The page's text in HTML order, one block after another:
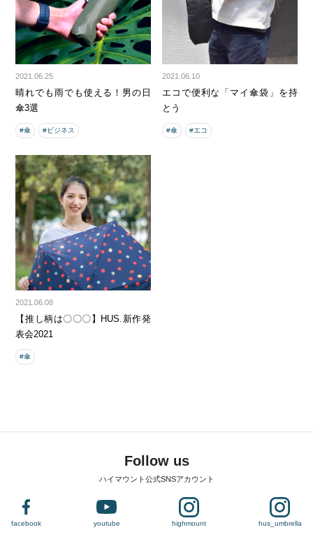
2021.06.25
晴れでも雨でも使える！男の日
傘3選
#傘 #ビジネス
2021.06.10
エコで便利な「マイ傘袋」を持
とう
#傘 #エコ
2021.06.08
【推し柄は〇〇〇】HUS.新作発
表会2021
#傘
Follow us
ハイマウント公式SNSアカウント
facebook youtube highmount hus_umbrella